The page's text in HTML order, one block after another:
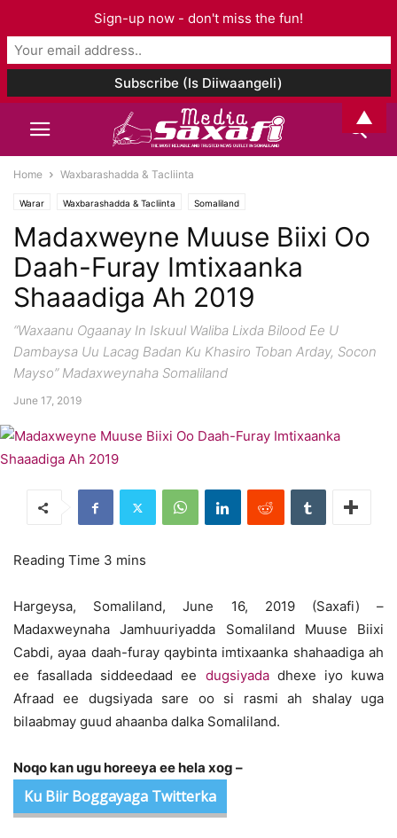
Home Waxbarashadda & Tacliinta
Warar Waxbarashadda & Tacliinta Somaliland
Madaxweyne Muuse Biixi Oo
Daah-Furay Imtixaanka
Shaaadiga Ah 2019
“Waxaanu Ogaanay In Iskuul Waliba Lixda Bilood Ee U
Dambaysa Uu Lacag Badan Ku Khasiro Toban Arday, Socon
Mayso” Madaxweynaha Somaliland
June 17, 2019
Hargeysa, Somaliland, June 16, 2019 (Saxafi) –
Madaxweynaha Jamhuuriyadda Somaliland Muuse Biixi
Cabdi, ayaa daah-furay qaybinta imtixaanka shahaadiga ah
ee fasallada siddeedaad ee dugsiyadadhexe iyo kuwa
Afraad ee dugsiyada sare oo si rasmi ah shalay uga
bilaabmay guud ahaanba dalka Somaliland.
Noqo kan ugu horeeya ee hela xog –
Ku Biir Boggayaga Twitterka
Sign-up now - don't miss the fun!
▲